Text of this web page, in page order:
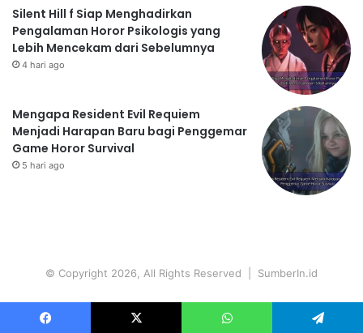
Silent Hill f Siap Menghadirkan
Pengalaman Horor Psikologis yang
Lebih Mencekam dari Sebelumnya
4 hari ago
Mengapa Resident Evil Requiem
Menjadi Harapan Baru bagi Penggemar
Game Horor Survival
5 hari ago
© Copyright 2026, All Rights Reserved | SumberIn.id